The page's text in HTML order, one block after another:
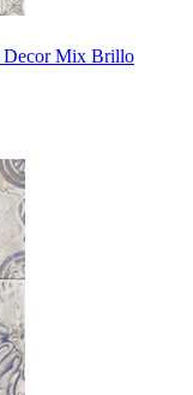
Decor Mix Brillo